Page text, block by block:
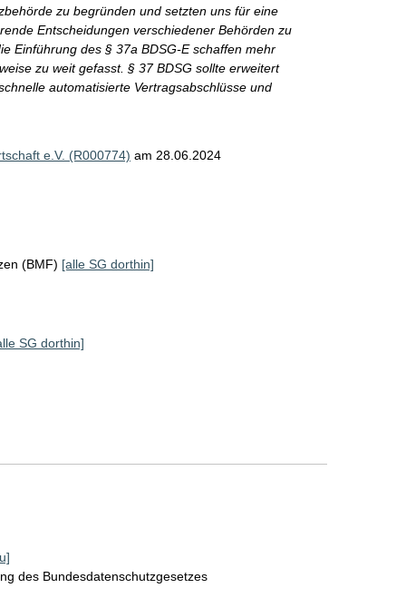
zu begründen und setzten uns für eine
Entscheidungen verschiedener Behörden zu
Einführung des § 37a BDSG-E schaffen mehr
zu weit gefasst. § 37 BDSG sollte erweitert
automatisierte Vertragsabschlüsse und
e.V. (R000774) am 28.06.2024
(BMF) [alle SG dorthin]
SG dorthin]
des Bundesdatenschutzgesetzes